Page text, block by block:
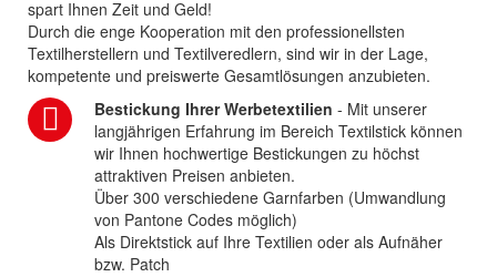
spart Ihnen Zeit und Geld!
Durch die enge Kooperation mit den professionellsten
Textilherstellern und Textilveredlern, sind wir in der Lage,
kompetente und preiswerte Gesamtlösungen anzubieten.
Bestickung Ihrer Werbetextilien - Mit unserer
langjährigen Erfahrung im Bereich Textilstick können
wir Ihnen hochwertige Bestickungen zu höchst
attraktiven Preisen anbieten.
Über 300 verschiedene Garnfarben (Umwandlung
von Pantone Codes möglich)
Als Direktstick auf Ihre Textilien oder als Aufnäher
bzw. Patch